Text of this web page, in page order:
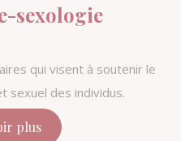
sexologie
qui visent à soutenir le
sexuel des individus.
plus